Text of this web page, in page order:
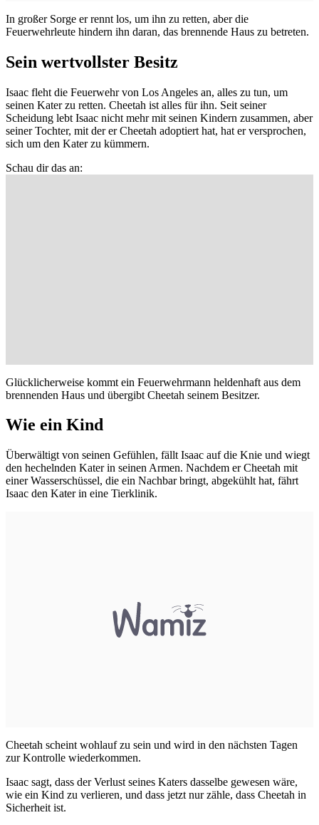
In großer Sorge er rennt los, um ihn zu retten, aber die
Feuerwehrleute hindern ihn daran, das brennende Haus zu betreten.
Sein wertvollster Besitz
Isaac fleht die Feuerwehr von Los Angeles an, alles zu tun, um
seinen Kater zu retten. Cheetah ist alles für ihn. Seit seiner
Scheidung lebt Isaac nicht mehr mit seinen Kindern zusammen, aber
seiner Tochter, mit der er Cheetah adoptiert hat, hat er versprochen,
sich um den Kater zu kümmern.
Schau dir das an:
Glücklicherweise kommt ein Feuerwehrmann heldenhaft aus dem
brennenden Haus und übergibt Cheetah seinem Besitzer.
Wie ein Kind
Überwältigt von seinen Gefühlen, fällt Isaac auf die Knie und wiegt
den hechelnden Kater in seinen Armen. Nachdem er Cheetah mit
einer Wasserschüssel, die ein Nachbar bringt, abgekühlt hat, fährt
Isaac den Kater in eine Tierklinik.
Cheetah scheint wohlauf zu sein und wird in den nächsten Tagen
zur Kontrolle wiederkommen.
Isaac sagt, dass der Verlust seines Katers dasselbe gewesen wäre,
wie ein Kind zu verlieren, und dass jetzt nur zähle, dass Cheetah in
Sicherheit ist.